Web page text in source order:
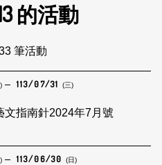
的活動
筆活動
113/07/31 (三)
文指南針2024年7月號
113/06/30 (日)